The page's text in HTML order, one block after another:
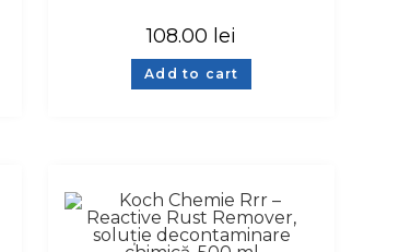
108.00 lei
Add to cart